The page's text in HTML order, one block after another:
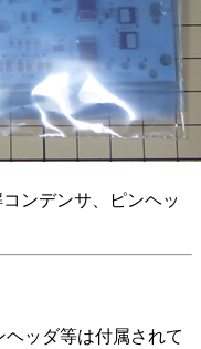
ンデンサ、ピンヘッ
ッダ等は付属されて